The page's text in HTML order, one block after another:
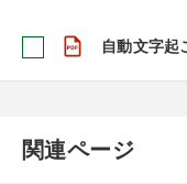
自動文字起
関連ページ